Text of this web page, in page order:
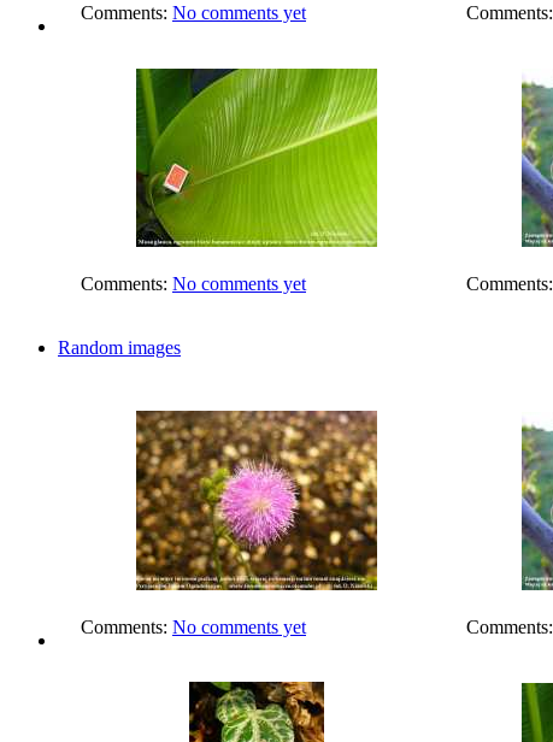
Comments: No comments yet Comments:
Comments: No comments yet Comments:
Random images
Comments: No comments yet Comments: